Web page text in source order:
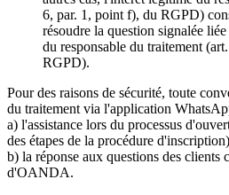
6, par. 1, point f), du RGPD)
résoudre la question signalée
du responsable du traitement
RGPD).
Pour des raisons de sécurité, toute
du traitement via l'application
a) l'assistance lors du processus
des étapes de la procédure
b) la réponse aux questions des clients
d'OANDA.